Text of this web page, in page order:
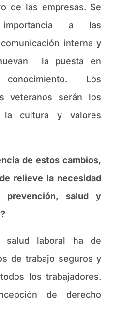
de las empresas. Se
a las
interna y
la puesta en
Los
veteranos serán los
la cultura y valores
de estos cambios,
relieve la necesidad
prevención, salud y
salud laboral ha de
de trabajo seguros y
los trabajadores.
de derecho